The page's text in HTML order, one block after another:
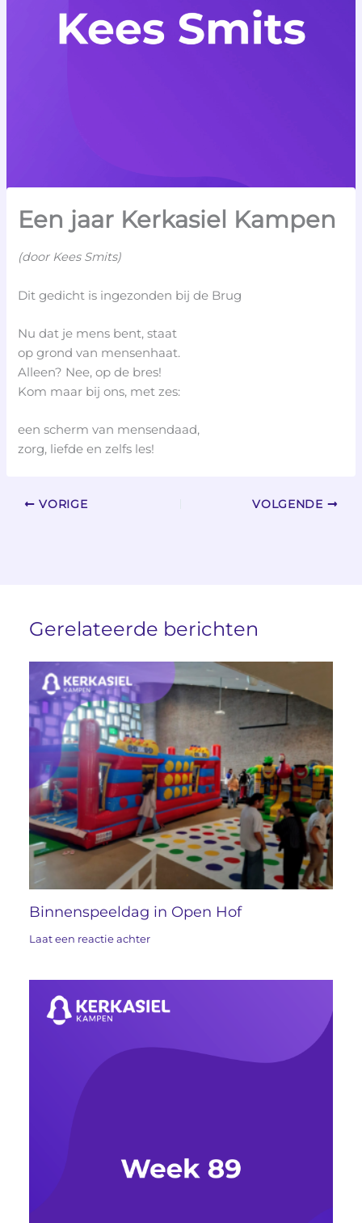
Een jaar Kerkasiel Kampen
(door Kees Smits)
Dit gedicht is ingezonden bij de Brug
Nu dat je mens bent, staat
op grond van mensenhaat.
Alleen? Nee, op de bres!
Kom maar bij ons, met zes:
een scherm van mensendaad,
zorg, liefde en zelfs les!
VORIGE VOLGENDE
Gerelateerde berichten
Binnenspeeldag in Open Hof
Laat een reactie achter